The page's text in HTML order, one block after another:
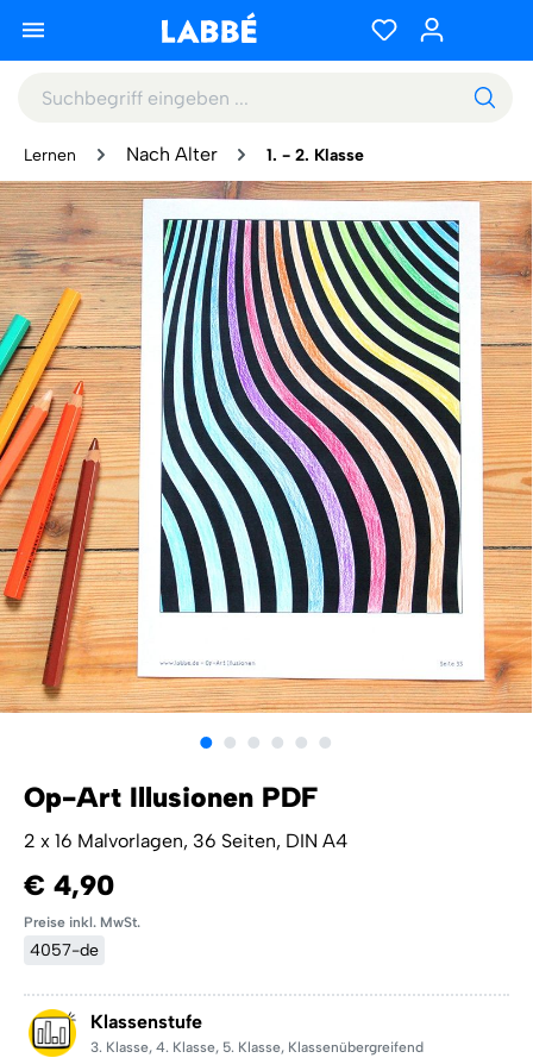
Lernen Nach Alter 1. - 2. Klasse
Op-Art Illusionen PDF
2 x 16 Malvorlagen, 36 Seiten, DIN A4
€ 4,90
Preise inkl. MwSt.
4057-de
Klassenstufe
3. Klasse, 4. Klasse, 5. Klasse, Klassenübergreifend